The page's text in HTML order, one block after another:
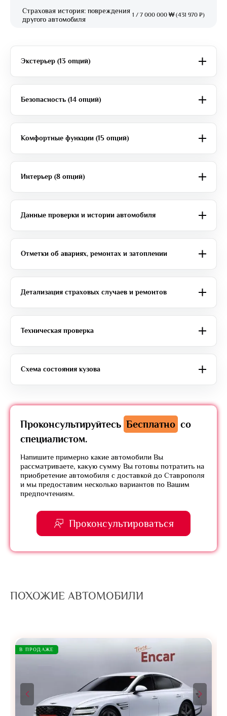
Страховая история: повреждения
другого автомобиля
1 / 7 000 000 ₩ (431 970 ₽)
Экстерьер (13 опций)
Безопасность (14 опций)
Комфортные функции (15 опций)
Интерьер (8 опций)
Данные проверки и истории автомобиля
Отметки об авариях, ремонтах и затоплении
Детализация страховых случаев и ремонтов
Техническая проверка
Схема состояния кузова
Проконсультируйтесь Бесплатно со
специалистом.
Напишите примерно какие автомобили Вы
рассматриваете, какую сумму Вы готовы потратить на
приобретение автомобиля с доставкой до Ставрополя
и мы предоставим несколько вариантов по Вашим
предпочтениям.
Проконсультироваться
ПОХОЖИЕ АВТОМОБИЛИ
В ПРОДАЖЕ